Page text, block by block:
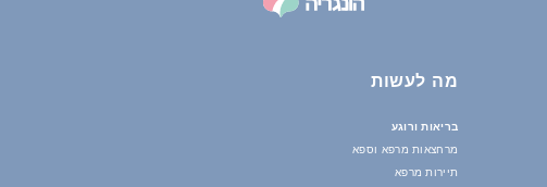
מה לעשות
בריאות ורוגע
מרחצאות מרפא וספא
תיירות מרפא